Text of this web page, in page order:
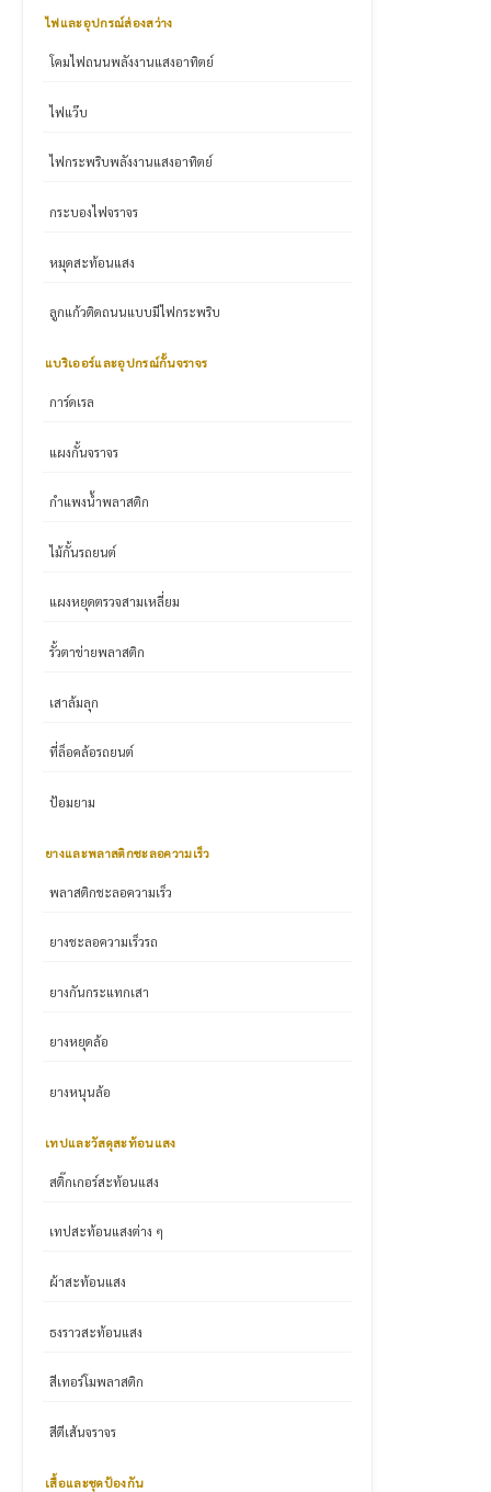
ไฟและอุปกรณ์ส่องสว่าง
โคมไฟถนนพลังงานแสงอาทิตย์
ไฟแว๊บ
ไฟกระพริบพลังงานแสงอาทิตย์
กระบองไฟจราจร
หมุดสะท้อนแสง
ลูกแก้วติดถนนแบบมีไฟกระพริบ
แบริเออร์และอุปกรณ์กั้นจราจร
การ์ดเรล
แผงกั้นจราจร
กำแพงน้ำพลาสติก
ไม้กั้นรถยนต์
แผงหยุดตรวจสามเหลี่ยม
รั้วตาข่ายพลาสติก
เสาล้มลุก
ที่ล็อคล้อรถยนต์
ป้อมยาม
ยางและพลาสติกชะลอความเร็ว
พลาสติกชะลอความเร็ว
ยางชะลอความเร็วรถ
ยางกันกระแทกเสา
ยางหยุดล้อ
ยางหนุนล้อ
เทปและวัสดุสะท้อนแสง
สติ๊กเกอร์สะท้อนแสง
เทปสะท้อนแสงต่าง ๆ
ผ้าสะท้อนแสง
ธงราวสะท้อนแสง
สีเทอร์โมพลาสติก
สีตีเส้นจราจร
เสื้อและชุดป้องกัน